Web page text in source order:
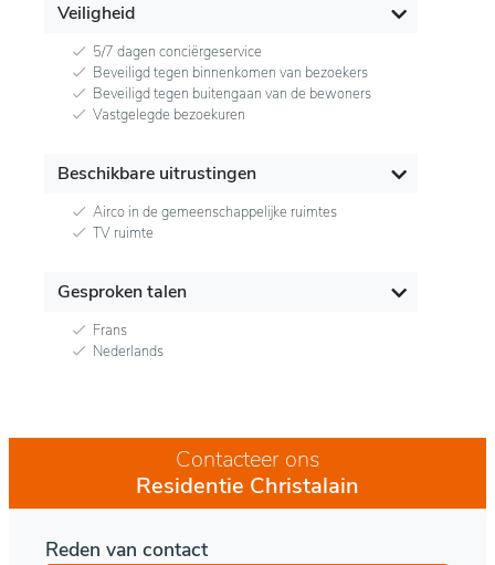
Veiligheid
5/7 dagen conciërgeservice
Beveiligd tegen binnenkomen van bezoekers
Beveiligd tegen buitengaan van de bewoners
Vastgelegde bezoekuren
Beschikbare uitrustingen
Airco in de gemeenschappelijke ruimtes
TV ruimte
Gesproken talen
Frans
Nederlands
Contacteer ons
Residentie Christalain
Reden van contact